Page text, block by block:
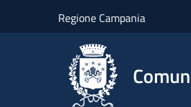
Regione Campania